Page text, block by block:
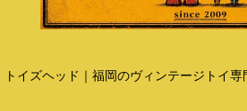
トイズヘッド｜福岡のヴィンテージトイ専